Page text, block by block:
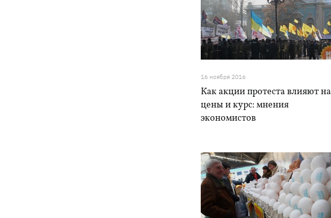
16 ноября 2016
Как акции протеста влияют на
цены и курс: мнения
экономистов